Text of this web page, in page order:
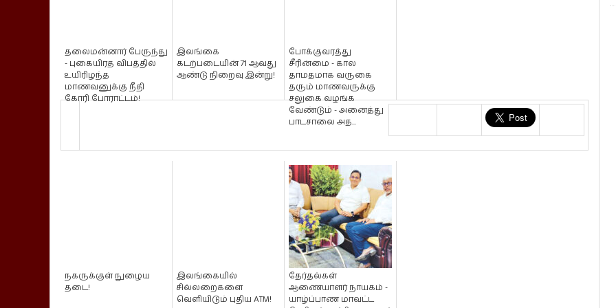
தலைமன்னார் பேருந்து
- புகையிரத விபத்தில்
உயிரிழந்த
மாணவனுக்கு நீதி
கோரி போராட்டம்!
இலங்கை
கடற்படையின் 71 ஆவது
ஆண்டு நிறைவு இன்று!
போக்குவரத்து
சீரின்மை - கால
தாமதமாக வருகை
தரும் மாணவருக்கு
சலுகை வழங்க
வேண்டும் - அனைத்து
பாடசாலை அத...
நகருக்குள் நுழைய
தடை!
இலங்கையில்
சில்லறைகளை
வெளியிடும் புதிய ATM!
தேர்தல்கள்
ஆணையாளர் நாயகம் -
யாழ்ப்பாண மாவட்ட